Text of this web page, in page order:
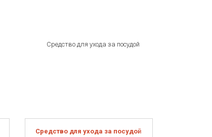
никель
Средство для ухода за посудой Fissler, 250 мл